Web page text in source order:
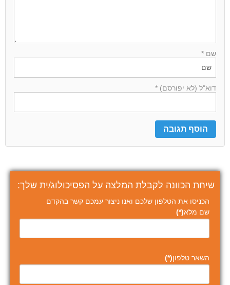
שם *
דוא"ל (לא יפורסם) *
שיחת הכוונה לקבלת המלצה על הפסיכולוג/ית שלך:
הכניסו את הטלפון שלכם ואנו ניצור עמכם קשר בהקדם
שם מלא(*)
השאר טלפון(*)